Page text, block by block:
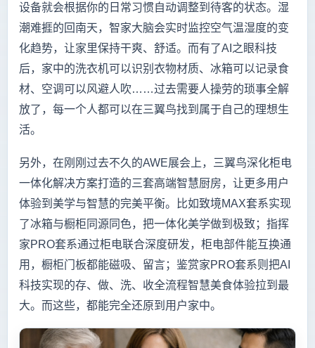
设备就会根据你的日常习惯自动调整到待客的状态。湿
潮难捱的回南天，智家大脑会实时监控空气温湿度的变
化趋势，让家里保持干爽、舒适。而有了AI之眼科技
后，家中的洗衣机可以识别衣物材质、冰箱可以记录食
材、空调可以风避人吹……过去需要人操劳的琐事全解
放了，每一个人都可以在三翼鸟找到属于自己的理想生
活。
另外，在刚刚过去不久的AWE展会上，三翼鸟深化柜电
一体化解决方案打造的三套高端智慧厨房，让更多用户
体验到美学与智慧的完美平衡。比如致境MAX套系实现
了冰箱与橱柜同源同色，把一体化美学做到极致；指挥
家PRO套系通过柜电联合深度研发，柜电部件能互换通
用，橱柜门板都能磁吸、留言；鉴赏家PRO套系则把AI
科技实现的存、做、洗、收全流程智慧美食体验拉到最
大。而这些，都能完全还原到用户家中。